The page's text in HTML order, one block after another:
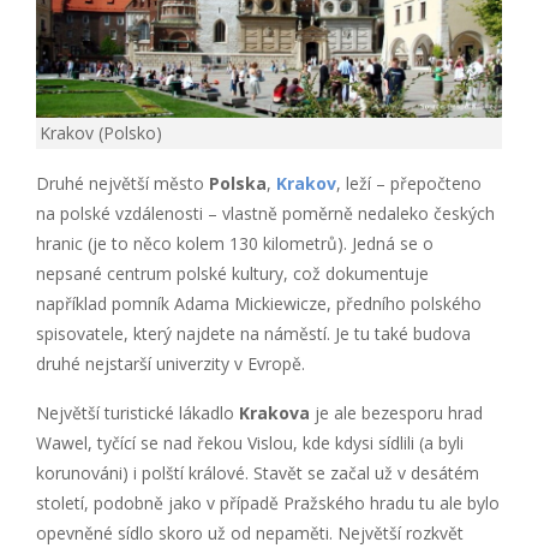
Krakov (Polsko)
Druhé největší město Polska, Krakov, leží – přepočteno
na polské vzdálenosti – vlastně poměrně nedaleko českých
hranic (je to něco kolem 130 kilometrů). Jedná se o
nepsané centrum polské kultury, což dokumentuje
například pomník Adama Mickiewicze, předního polského
spisovatele, který najdete na náměstí. Je tu také budova
druhé nejstarší univerzity v Evropě.
Největší turistické lákadlo Krakova je ale bezesporu hrad
Wawel, tyčící se nad řekou Vislou, kde kdysi sídlili (a byli
korunováni) i polští králové. Stavět se začal už v desátém
století, podobně jako v případě Pražského hradu tu ale bylo
opevněné sídlo skoro už od nepaměti. Největší rozkvět